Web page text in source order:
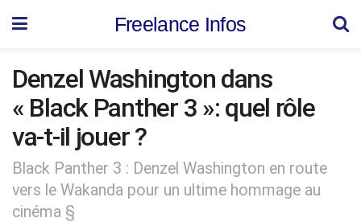
Freelance Infos
Denzel Washington dans
« Black Panther 3 »: quel rôle
va-t-il jouer ?
Black Panther 3 : Denzel Washington en route
vers le Wakanda pour un ultime hommage au
cinéma §